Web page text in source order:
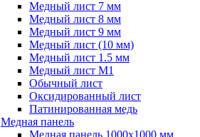
Медный лист 7 мм
Медный лист 8 мм
Медный лист 9 мм
Медный лист (10 мм)
Медный лист 1.5 мм
Медный лист М1
Обычный лист
Оксидированный лист
Патинированная медь
Медная панель
Медная панель 1000x1000 мм